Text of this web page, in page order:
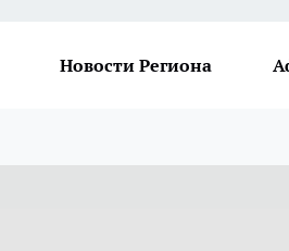
Новости Региона